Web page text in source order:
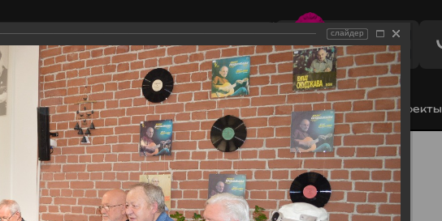
Окуджава Фестиваль Проекты
Экскурсия в Доме Окуджавы
в Доме Окуджавы
слайдер